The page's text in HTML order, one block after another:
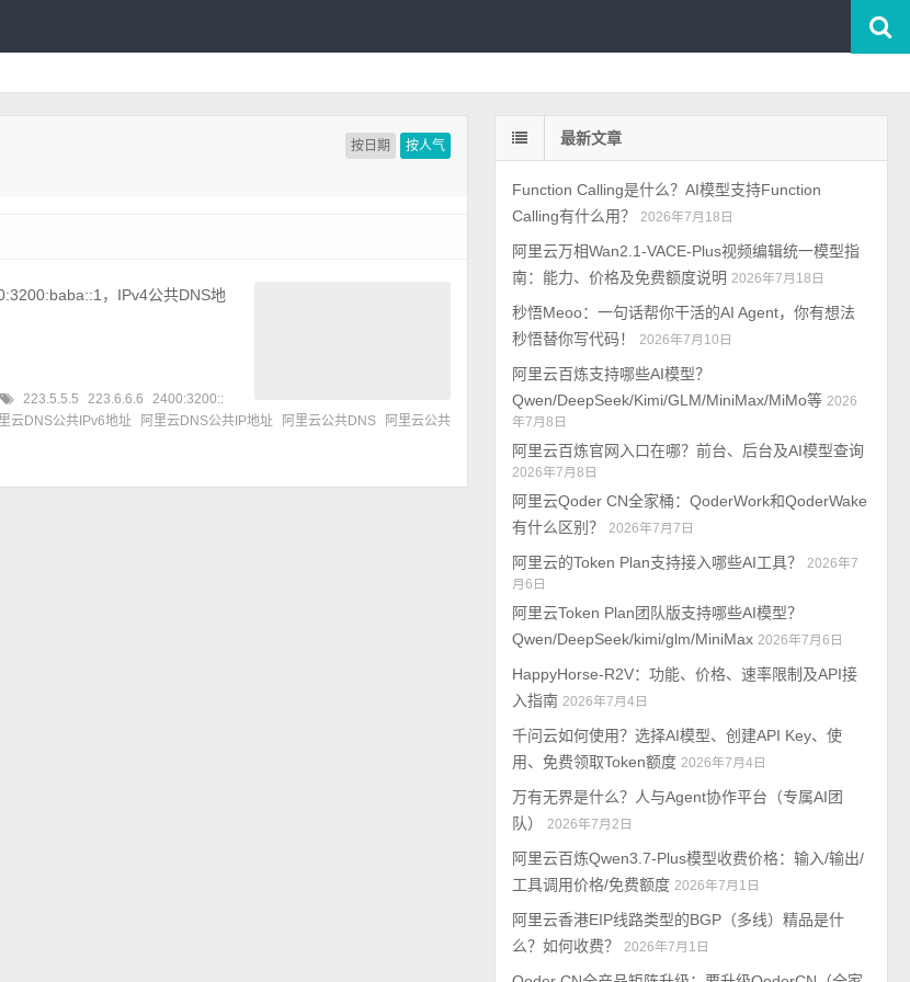
按日期 按人气
，IPv4公共DNS地
223.5.5.5 223.6.6.6
2400:3200::
云DNS公共IPv6地址 阿里云DNS公共IP地址 阿里云公共DNS
阿里云公共
最新文章
Function Calling是什么？AI模型支持Function
Calling有什么用？
2026年7月18日
阿里云万相Wan2.1-VACE-Plus视频编辑统一模型指
南：能力、价格及免费额度说明 2026年7月18日
秒悟Meoo：一句话帮你干活的AI Agent，你有想法
秒悟替你写代码！
2026年7月10日
阿里云百炼支持哪些AI模型？
Qwen/DeepSeek/Kimi/GLM/MiniMax/MiMo等 2026
年7月8日
阿里云百炼官网入口在哪？前台、后台及AI模型查询
2026年7月8日
阿里云Qoder CN全家桶：QoderWork和QoderWake
有什么区别？
2026年7月7日
阿里云的Token Plan支持接入哪些AI工具？
2026年7
月6日
阿里云Token Plan团队版支持哪些AI模型？
Qwen/DeepSeek/kimi/glm/MiniMax 2026年7月6日
HappyHorse-R2V：功能、价格、速率限制及API接
入指南 2026年7月4日
千问云如何使用？选择AI模型、创建API Key、使
用、免费领取Token额度 2026年7月4日
万有无界是什么？人与Agent协作平台（专属AI团
队）
2026年7月2日
阿里云百炼Qwen3.7-Plus模型收费价格：输入/输出/
工具调用价格/免费额度 2026年7月1日
阿里云香港EIP线路类型的BGP（多线）精品是什
么？如何收费？
2026年7月1日